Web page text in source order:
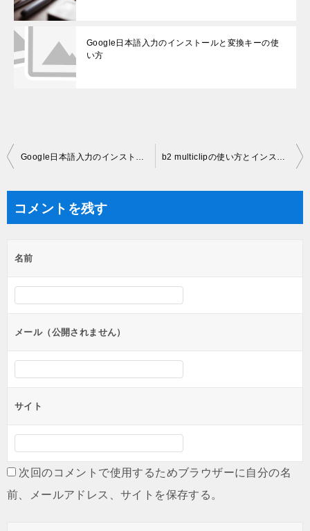
Google日本語入力のインストールと変換キーの使
い方
投
ビ
ー
シ
ン
Google日本語入力のインストールと変換キーの使い方 b2 multiclipの使い方とインストールの方法を動画解説
コメントを残す
名前
メール（公開されません）
サイト
次回のコメントで使用するためブラウザーに自分の名
前、メールアドレス、サイトを保存する。